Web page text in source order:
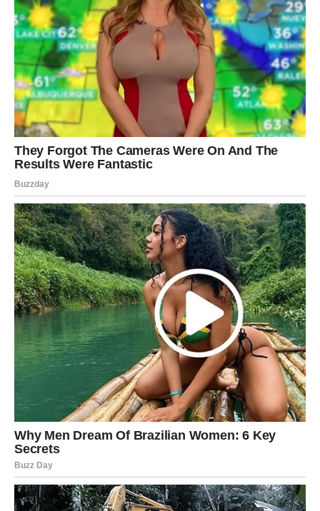
Ribe ulaze u veoma emotivan i nježan period.
Poslije mnogo tuge dolazi osoba koja vam vraća vjeru u
ljubav i sreću.
Duša ponovo osjeća ono što je dugo
nedostajalo
Pred vama su trenuci puni topline i emocija.
Bivša ljubav ovih dana ponovo ulazi u živote mnogih
znakova Zodijaka, ali posebno će blistati Rakovi, Vage i
Strijelčevi kojima zvijezde šalju povratak emocija i priliku
za ljubav koja bi mogla potpuno promijeniti njihov život.
Ovo je period tokom kojeg univerzum pokazuje da neke
osobe nikada zaista ne odlaze iz srca, bez obzira na
vrijeme i udaljenost.